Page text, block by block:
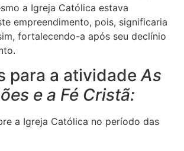
a Igreja Católica estava
empreendimento, pois, significaria
fortalecendo-a após seu declínio
para a atividadeAs
e a Fé Cristã:
a Igreja Católica no período das